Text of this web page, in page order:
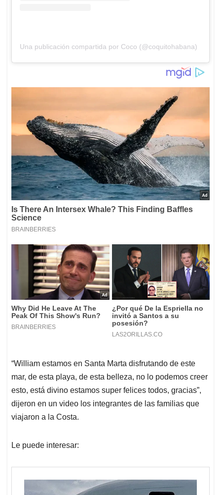
Una publicación compartida por Coco (@coquitohabana)
“William estamos en Santa Marta disfrutando de este
mar, de esta playa, de esta belleza, no lo podemos creer
esto, está divino estamos super felices todos, gracias”,
dijeron en un video los integrantes de las familias que
viajaron a la Costa.
Le puede interesar: